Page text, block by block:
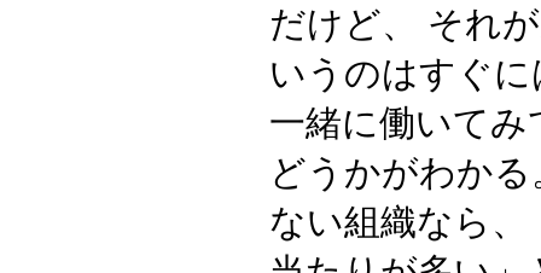
だけど、 それ
いうのはすぐ
一緒に働いて
どうかがわか
ない組織なら